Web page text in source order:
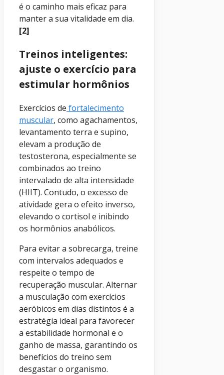
é o caminho mais eficaz para
manter a sua vitalidade em dia.
[2]
Treinos inteligentes:
ajuste o exercício para
estimular hormônios
Exercícios de fortalecimento
muscular, como agachamentos,
levantamento terra e supino,
elevam a produção de
testosterona, especialmente se
combinados ao treino
intervalado de alta intensidade
(HIIT). Contudo, o excesso de
atividade gera o efeito inverso,
elevando o cortisol e inibindo
os hormônios anabólicos.
Para evitar a sobrecarga, treine
com intervalos adequados e
respeite o tempo de
recuperação muscular. Alternar
a musculação com exercícios
aeróbicos em dias distintos é a
estratégia ideal para favorecer
a estabilidade hormonal e o
ganho de massa, garantindo os
benefícios do treino sem
desgastar o organismo.